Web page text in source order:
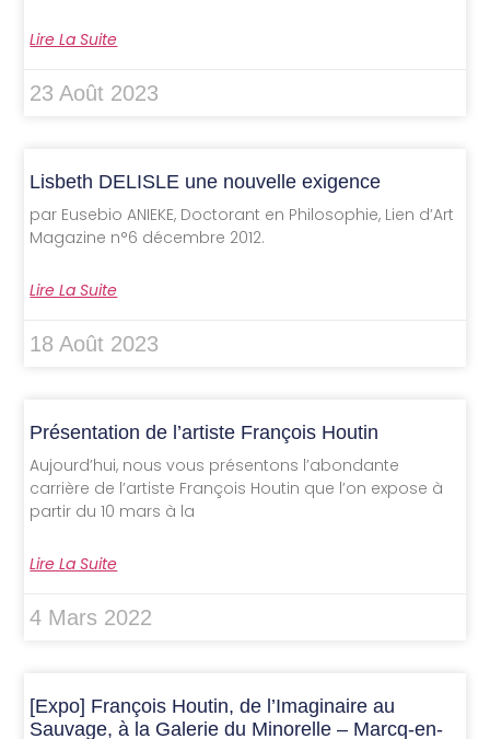
Lire La Suite
23 Août 2023
Lisbeth DELISLE une nouvelle exigence
par Eusebio ANIEKE, Doctorant en Philosophie, Lien d’Art
Magazine n°6 décembre 2012.
Lire La Suite
18 Août 2023
Présentation de l’artiste François Houtin
Aujourd’hui, nous vous présentons l’abondante
carrière de l’artiste François Houtin que l’on expose à
partir du 10 mars à la
Lire La Suite
4 Mars 2022
[Expo] François Houtin, de l’Imaginaire au
Sauvage, à la Galerie du Minorelle – Marcq-en-